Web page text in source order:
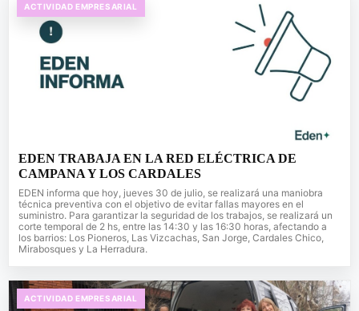
ACTIVIDAD EMPRESARIAL
EDEN TRABAJA EN LA RED ELÉCTRICA DE
CAMPANA Y LOS CARDALES
EDEN informa que hoy, jueves 30 de julio, se realizará una maniobra
técnica preventiva con el objetivo de evitar fallas mayores en el
suministro. Para garantizar la seguridad de los trabajos, se realizará un
corte temporal de 2 hs, entre las 14:30 y las 16:30 horas, afectando a
los barrios: Los Pioneros, Las Vizcachas, San Jorge, Cardales Chico,
Mirabosques y La Herradura.
ACTIVIDAD EMPRESARIAL